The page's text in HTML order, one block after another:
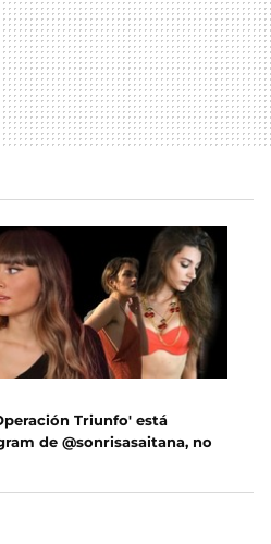
Triunfo' está
de @sonrisasaitana, no